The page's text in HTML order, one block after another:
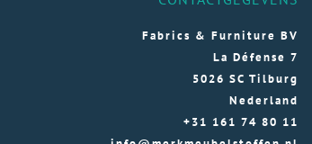
Fabrics & Furniture BV
La Défense 7
5026 SC Tilburg
Nederland
+31 161 74 80 11